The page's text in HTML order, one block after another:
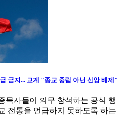
금지... 교계 "종교 중립 아닌 신앙 배제"
목사들이 의무 참석하는 공식 행
전통을 언급하지 못하도록 하는